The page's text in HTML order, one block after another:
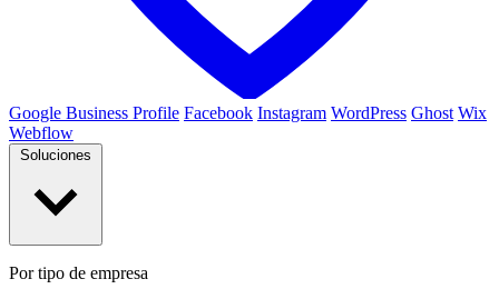
Google Business Profile Facebook Instagram WordPress Ghost Wix
Webflow
Por tipo de empresa